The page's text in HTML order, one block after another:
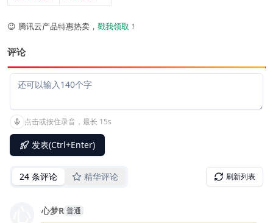
😉 腾讯云产品特惠热卖， 戳我领取 ！
评论